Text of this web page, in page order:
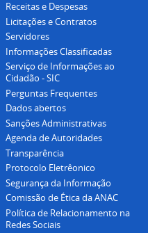
Receitas e Despesas
Licitações e Contratos
Servidores
Informações Classificadas
Serviço de Informações ao
Cidadão - SIC
Perguntas Frequentes
Dados abertos
Sanções Administrativas
Agenda de Autoridades
Transparência
Protocolo Eletrêonico
Segurança da Informação
Comissão de Ética da ANAC
Política de Relacionamento na
Redes Sociais